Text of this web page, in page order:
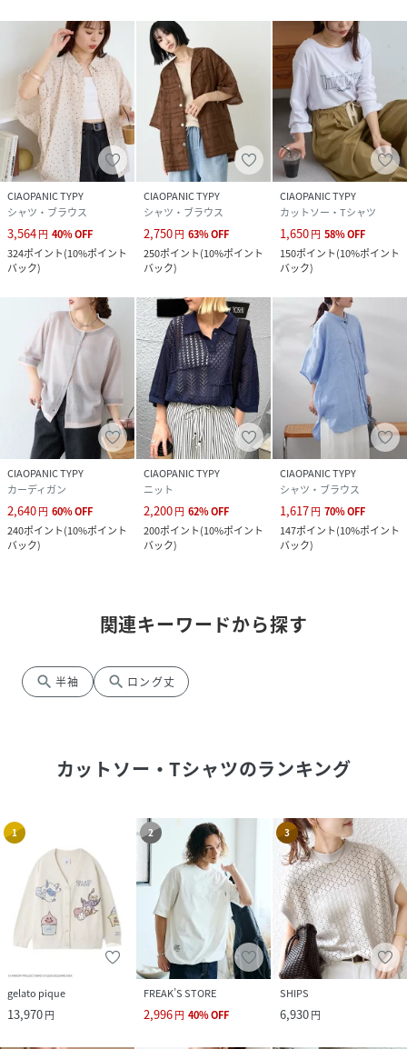
CIAOPANIC TYPY
シャツ・ブラウス
3,564円 40%OFF
324ポイント(10%ポイント
バック)
CIAOPANIC TYPY
シャツ・ブラウス
2,750円 63%OFF
250ポイント(10%ポイント
バック)
CIAOPANIC TYPY
カットソー・Tシャツ
1,650円 58%OFF
150ポイント(10%ポイント
バック)
CIAOPANIC TYPY
カーディガン
2,640円 60%OFF
240ポイント(10%ポイント
バック)
CIAOPANIC TYPY
ニット
2,200円 62%OFF
200ポイント(10%ポイント
バック)
CIAOPANIC TYPY
シャツ・ブラウス
1,617円 70%OFF
147ポイント(10%ポイント
バック)
関連キーワードから探す
search 半袖 search ロング丈
カットソー・Tシャツのランキング
1
gelato pique
13,970円
2
FREAK’S STORE
2,996円 40%OFF
3
SHIPS
6,930円